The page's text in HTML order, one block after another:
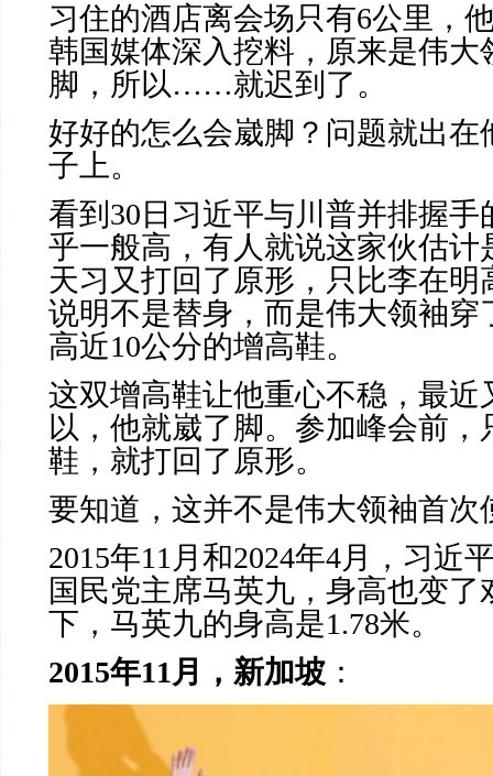
习住的酒店离会场只有6公里，
韩国媒体深入挖料，原来是伟大
脚，所以……就迟到了。
好好的怎么会崴脚？问题就出在
子上。
看到 30 日习近平与川普并排握
乎一般高，有人就说这家伙估计
天习又打回了原形，只比李在明
说明不是替身，而是伟大领袖穿
高近10公分的增高鞋。
这双增高鞋让他重心不稳，最近
以，他就崴了脚。参加峰会前，
鞋，就打回了原形。
要知道，这并不是伟大领袖首次
2015年11月和2024年4月，习近
国民党主席马英九，身高也变了
下，马英九的身高是1.78米。
2015年11月，新加坡 ：